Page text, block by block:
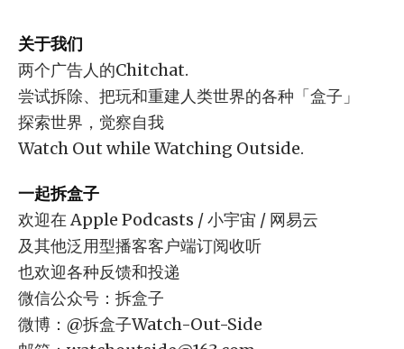
关于我们
两个广告人的Chitchat.
尝试拆除、把玩和重建人类世界的各种「盒子」
探索世界，觉察自我
Watch Out while Watching Outside.
一起拆盒子
欢迎在 Apple Podcasts / 小宇宙 / 网易云
及其他泛用型播客客户端订阅收听
也欢迎各种反馈和投递
微信公众号：拆盒子
微博：@拆盒子Watch-Out-Side